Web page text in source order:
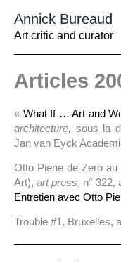
contenu
Annick Bureaud
Art critic and curator
Articles
« What If … Art and
architecture, sous la
Jan van Eyck
Otto Piene de Zero
Art), art press, n° 322,
Entretien avec Otto
Trouble #1, Bruxelles, a